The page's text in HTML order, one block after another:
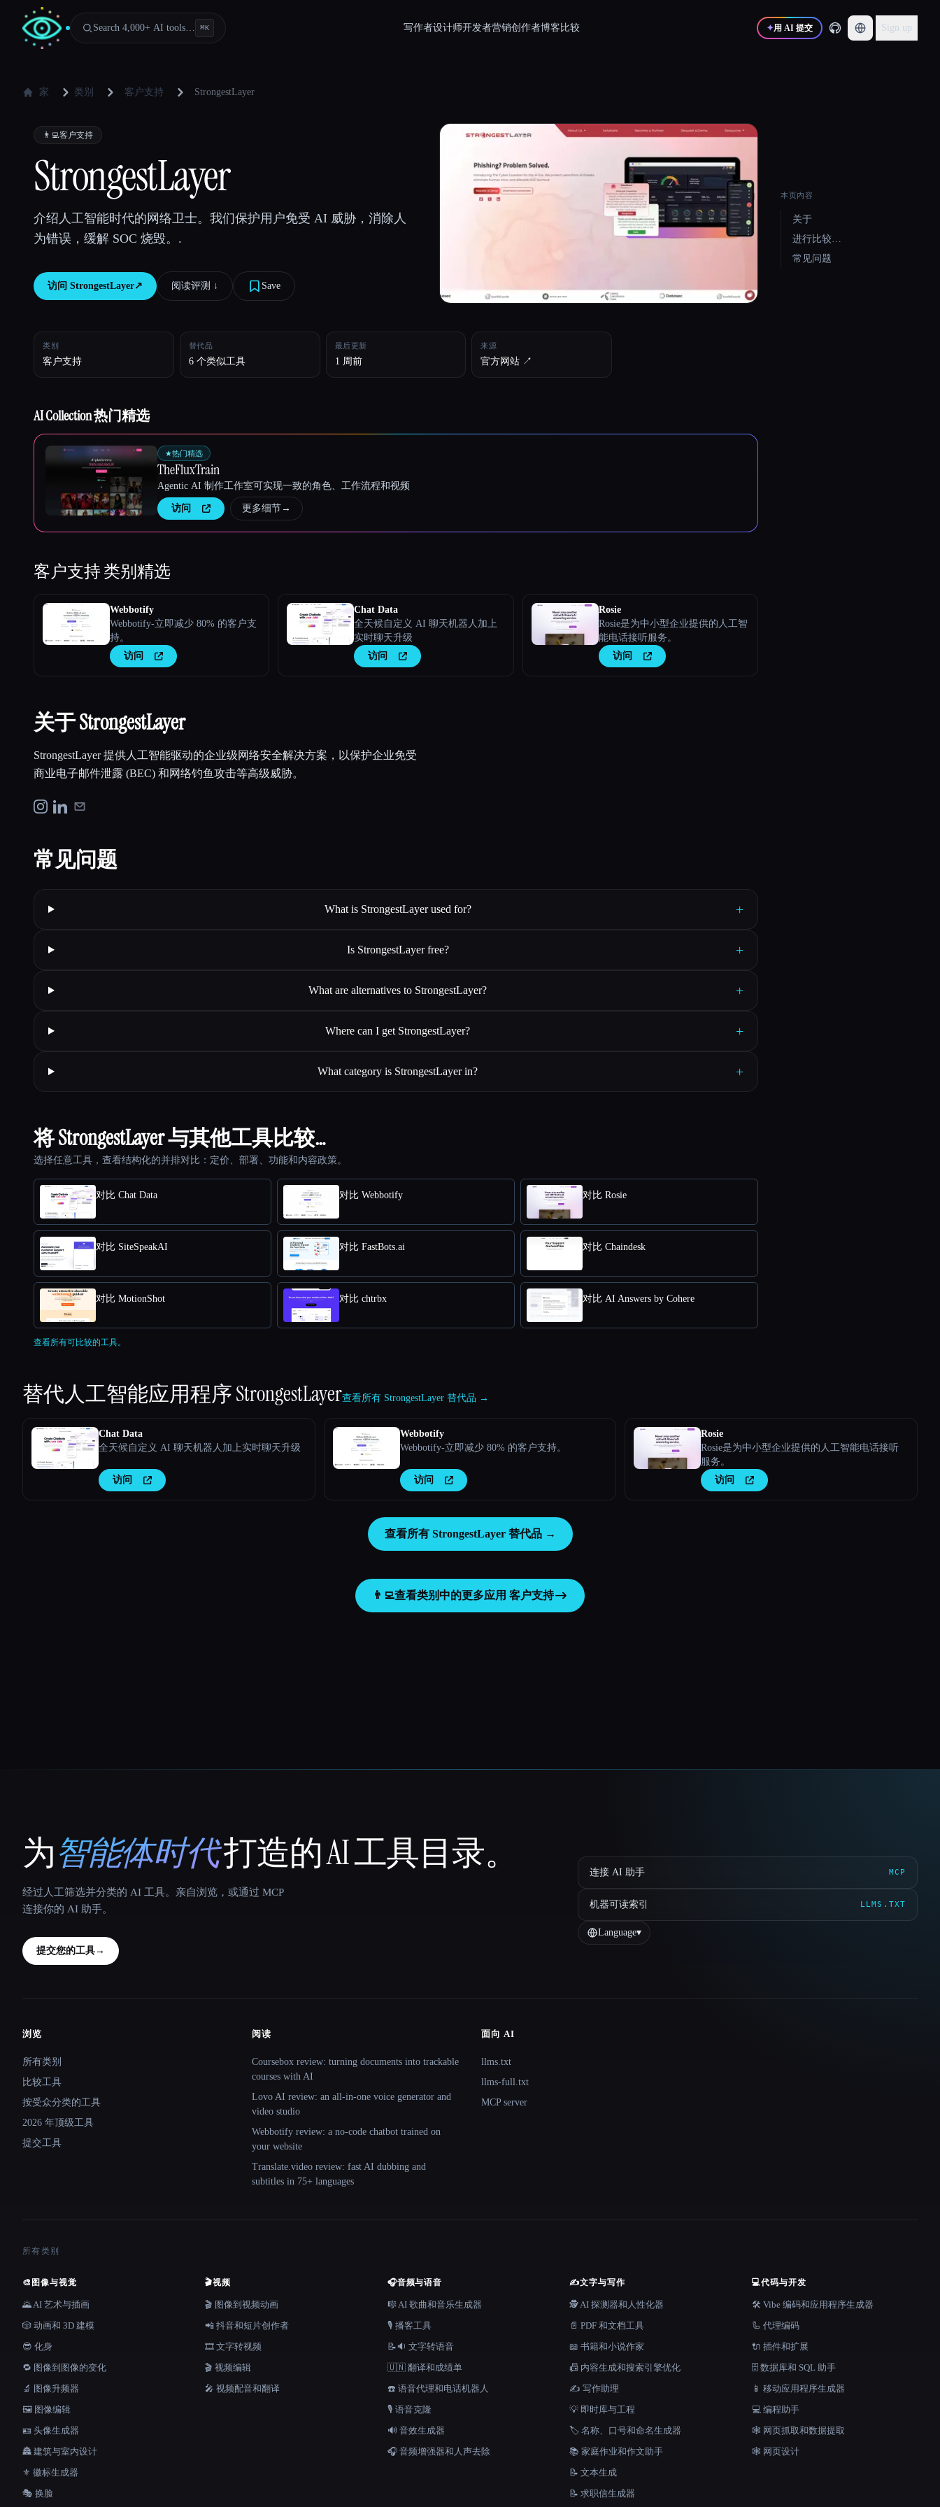
Search 4,000+ AI tools… ⌘K 写作者设计师开发者营销创作者博客 比较 ✦用 AI 提交 Sign up
家 类别 客户支持 StrongestLayer
👨‍💻客户支持
StrongestLayer
介绍人工智能时代的网络卫士。我们保护用户免受 AI 威胁，消除人
为错误，缓解 SOC 烧毁。.
访问 StrongestLayer↗︎ 阅读评测 ↓︎ Save
类别
客户支持
替代品
6 个类似工具
最后更新
1 周前
来源
官方网站 ↗︎
AI Collection 热门精选
★热门精选
TheFluxTrain
Agentic AI 制作工作室可实现一致的角色、工作流程和视频
访问 更多细节→
客户支持类别精选
Webbotify
Webbotify-立即减少 80% 的客户支
持。
访问
Chat Data
全天候自定义 AI 聊天机器人加上
实时聊天升级
访问
Rosie
Rosie是为中小型企业提供的人工智
能电话接听服务。
访问
关于 StrongestLayer
StrongestLayer 提供人工智能驱动的企业级网络安全解决方案，以保护企业免受
商业电子邮件泄露 (BEC) 和网络钓鱼攻击等高级威胁。
常见问题
What is StrongestLayer used for? +
Is StrongestLayer free? +
What are alternatives to StrongestLayer? +
Where can I get StrongestLayer? +
What category is StrongestLayer in? +
将 StrongestLayer 与其他工具比较…
选择任意工具，查看结构化的并排对比：定价、部署、功能和内容政策。
对比 Chat Data 对比 Webbotify 对比 Rosie
对比 SiteSpeakAI 对比 FastBots.ai 对比 Chaindesk
对比 MotionShot 对比 chtrbx 对比 AI Answers by Cohere
查看所有可比较的工具。
本页内容
关于
进行比较…
常见问题
替代人工智能应用程序StrongestLayer查看所有 StrongestLayer 替代品 →
Chat Data
全天候自定义 AI 聊天机器人加上实时聊天升级
访问
Webbotify
Webbotify-立即减少 80% 的客户支持。
访问
Rosie
Rosie是为中小型企业提供的人工智能电话接听
服务。
访问
查看所有 StrongestLayer 替代品 →
👨‍💻查看类别中的更多应用 客户支持
That AI Collection
为智能体时代打造的 AI 工具目录。
经过人工筛选并分类的 AI 工具。亲自浏览，或通过 MCP
连接你的 AI 助手。
提交您的工具→
连接 AI 助手 MCP
机器可读索引 LLMS.TXT
Language▾
Site navigation
浏览
所有类别
比较工具
按受众分类的工具
2026 年顶级工具
提交工具
阅读
Coursebox review: turning documents into trackable
courses with AI
Lovo AI review: an all-in-one voice generator and
video studio
Webbotify review: a no-code chatbot trained on
your website
Translate.video review: fast AI dubbing and
subtitles in 75+ languages
面向 AI
llms.txt
llms-full.txt
MCP server
所有类别
🎨 图像与视觉
🌄 AI 艺术与插画
🎲 动画和 3D 建模
😎 化身
🔁 图像到图像的变化
🔬 图像升频器
🖼️ 图像编辑
🪪 头像生成器
🏯 建筑与室内设计
⚜️ 徽标生成器
🎭 换脸
🎬视频
🎬 图像到视频动画
📲 抖音和短片创作者
🎞️ 文字转视频
🎬 视频编辑
🎤 视频配音和翻译
🎧音频与语音
🎼 AI 歌曲和音乐生成器
🎙️ 播客工具
📝🔉 文字转语音
🇺🇳 翻译和成绩单
☎️ 语音代理和电话机器人
🎙️ 语音克隆
🔊 音效生成器
🎧 音频增强器和人声去除
✍️文字与写作
🕵️ AI 探测器和人性化器
📄 PDF 和文档工具
📖 书籍和小说作家
📠 内容生成和搜索引擎优化
✍️ 写作助理
💡 即时库与工程
🏷️ 名称、口号和命名生成器
📚 家庭作业和作文助手
📝 文本生成
📝 求职信生成器
💻代码与开发
🛠️ Vibe 编码和应用程序生成器
🦾 代理编码
🔌 插件和扩展
🗄️ 数据库和 SQL 助手
📱 移动应用程序生成器
💻 编程助手
🕸️ 网页抓取和数据提取
🕸 网页设计